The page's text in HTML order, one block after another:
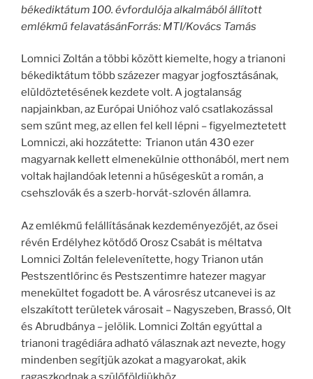
békediktátum 100. évfordulója alkalmából állított
emlékmű felavatásánForrás: MTI/Kovács Tamás
Lomnici Zoltán a többi között kiemelte, hogy a trianoni
békediktátum több százezer magyar jogfosztásának,
elüldöztetésének kezdete volt. A jogtalanság
napjainkban, az Európai Unióhoz való csatlakozással
sem szűnt meg, az ellen fel kell lépni – figyelmeztetett
Lomniczi, aki hozzátette: Trianon után 430 ezer
magyarnak kellett elmenekülnie otthonából, mert nem
voltak hajlandóak letenni a hűségesküt a román, a
csehszlovák és a szerb-horvát-szlovén államra.
Az emlékmű felállításának kezdeményezőjét, az ősei
révén Erdélyhez kötődő Orosz Csabát is méltatva
Lomnici Zoltán felelevenítette, hogy Trianon után
Pestszentlőrinc és Pestszentimre hatezer magyar
menekültet fogadott be. A városrész utcanevei is az
elszakított területek városait – Nagyszeben, Brassó, Olt
és Abrudbánya – jelölik. Lomnici Zoltán egyúttal a
trianoni tragédiára adható válasznak azt nevezte, hogy
mindenben segítjük azokat a magyarokat, akik